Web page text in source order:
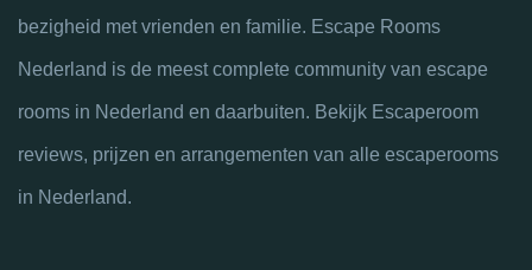
bezigheid met vrienden en familie. Escape Rooms
Nederland is de meest complete community van escape
rooms in Nederland en daarbuiten. Bekijk Escaperoom
reviews, prijzen en arrangementen van alle escaperooms
in Nederland.